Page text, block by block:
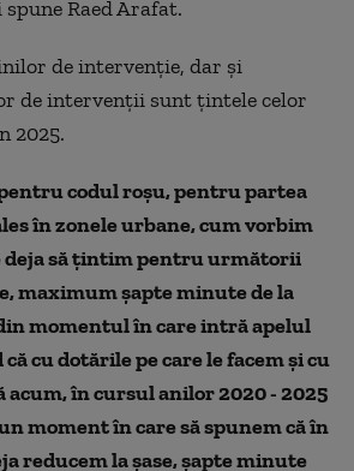
spune Raed Arafat.
de intervenție, dar și
de intervenții sunt țintele celor
2025.
codul roșu, pentru partea
în zonele urbane, cum vorbim
deja să țintim pentru următorii
maximum șapte minute de la
momentul în care intră apelul
cu dotările pe care le facem și cu
acum, în cursul anilor 2020 - 2025
moment în care să spunem că în
reducem la șase, șapte minute